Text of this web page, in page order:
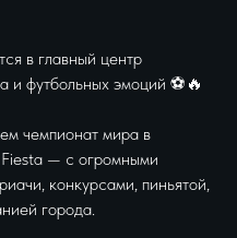
в главный центр
и футбольных эмоций ⚽️🔥
чемпионат мира в
— с огромными
конкурсами, пиньятой,
города.